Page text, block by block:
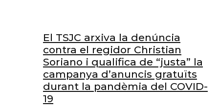
El TSJC arxiva la denúncia
contra el regidor Christian
Soriano i qualifica de “justa” la
campanya d’anuncis gratuïts
durant la pandèmia del COVID-
19